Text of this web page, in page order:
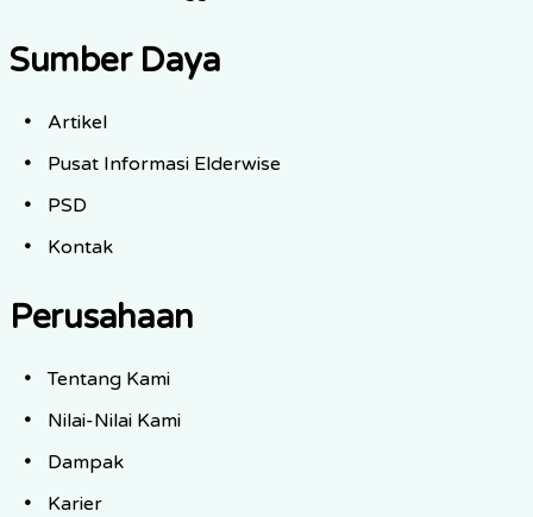
Sumber Daya
Artikel
Pusat Informasi Elderwise
PSD
Kontak
Perusahaan
Tentang Kami
Nilai-Nilai Kami
Dampak
Karier